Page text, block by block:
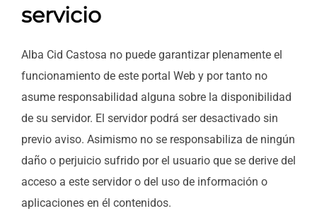
servicio
Alba Cid Castosa no puede garantizar plenamente el
funcionamiento de este portal Web y por tanto no
asume responsabilidad alguna sobre la disponibilidad
de su servidor. El servidor podrá ser desactivado sin
previo aviso. Asimismo no se responsabiliza de ningún
daño o perjuicio sufrido por el usuario que se derive del
acceso a este servidor o del uso de información o
aplicaciones en él contenidos.